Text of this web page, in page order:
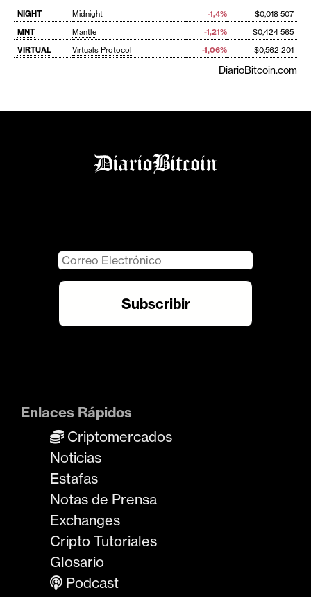
NIGHT
Midnight -1,4%
$0,018 507
MNT
Mantle -1,21%
$0,424 565
VIRTUAL
Virtuals Protocol -1,06% $0,562 201
DiarioBitcoin.com
Enlaces Rápidos
Criptomercados
Noticias
Estafas
Notas de Prensa
Exchanges
Cripto Tutoriales
Glosario
Podcast